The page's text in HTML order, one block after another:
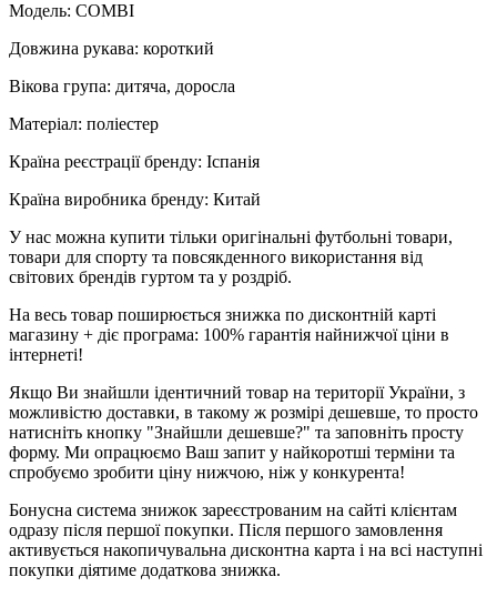
Модель: COMBI
Довжина рукава: короткий
Вікова група: дитяча, доросла
Матеріал: поліестер
Країна реєстрації бренду: Іспанія
Країна виробника бренду: Китай
У нас можна купити тільки оригінальні футбольні товари,
товари для спорту та повсякденного використання від
світових брендів гуртом та у роздріб.
На весь товар поширюється знижка по дисконтній карті
магазину + діє програма: 100% гарантія найнижчої ціни в
інтернеті!
Якщо Ви знайшли ідентичний товар на території України, з
можливістю доставки, в такому ж розмірі дешевше, то просто
натисніть кнопку "Знайшли дешевше?" та заповніть просту
форму. Ми опрацюємо Ваш запит у найкоротші терміни та
спробуємо зробити ціну нижчою, ніж у конкурента!
Бонусна система знижок зареєстрованим на сайті клієнтам
одразу після першої покупки. Після першого замовлення
активується накопичувальна дисконтна карта і на всі наступні
покупки діятиме додаткова знижка.